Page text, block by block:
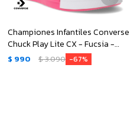
Championes Infantiles Converse
Chuck Play Lite CX - Fucsia -
Blanco
$ 990 $3.090 67